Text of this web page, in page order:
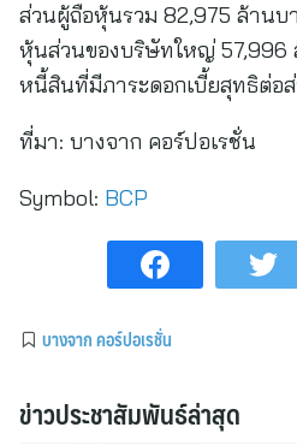
ส่วนผู้ถือหุ้นรวม 82,975 ล้านบ
หุ้นส่วนของบริษัทใหญ่ 57,996
หนี้สินที่มีภาระดอกเบี้ยสุทธิต่อส่
ที่มา: บางจาก คอร์ปอเรชั่น
Symbol: BCP
บางจาก คอร์ปอเรชั่น
ข่าวประชาสัมพันธ์ล่าสุด